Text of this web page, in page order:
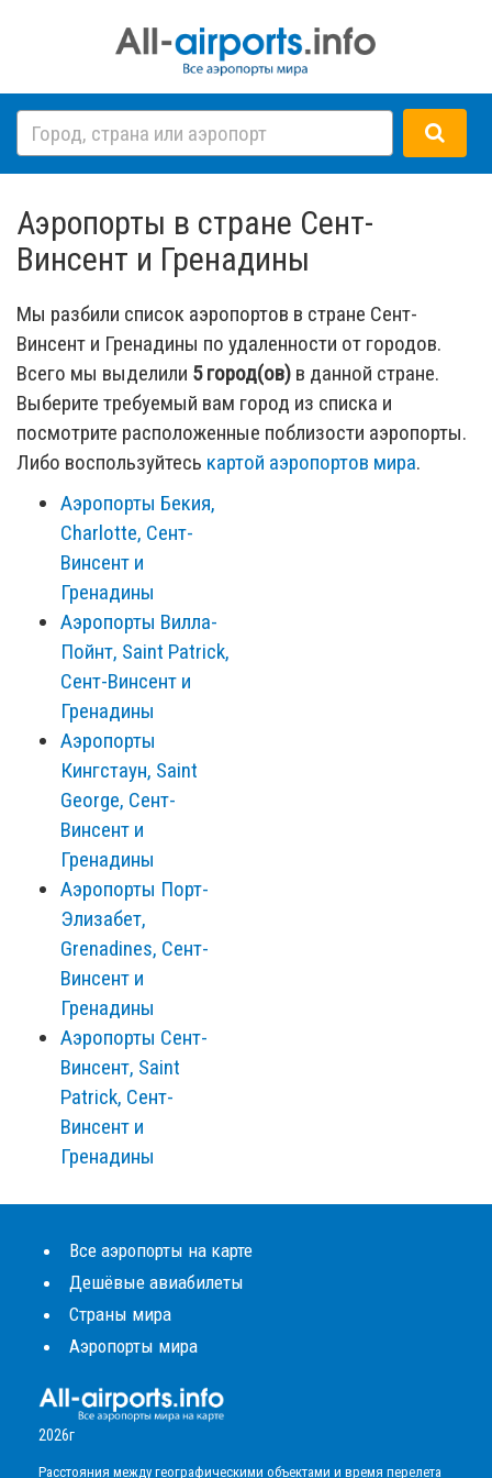
Аэропорты в стране Сент-
Винсент и Гренадины
Мы разбили список аэропортов в стране Сент-
Винсент и Гренадины по удаленности от городов.
Всего мы выделили 5 город(ов) в данной стране.
Выберите требуемый вам город из списка и
посмотрите расположенные поблизости аэропорты.
Либо воспользуйтесь картой аэропортов мира.
Аэропорты Бекия,
Charlotte, Сент-
Винсент и
Гренадины
Аэропорты Вилла-
Пойнт, Saint Patrick,
Сент-Винсент и
Гренадины
Аэропорты
Кингстаун, Saint
George, Сент-
Винсент и
Гренадины
Аэропорты Порт-
Элизабет,
Grenadines, Сент-
Винсент и
Гренадины
Аэропорты Сент-
Винсент, Saint
Patrick, Сент-
Винсент и
Гренадины
Все аэропорты на карте
Дешёвые авиабилеты
Страны мира
Аэропорты мира
2026г
Расстояния между географическими объектами и время перелета